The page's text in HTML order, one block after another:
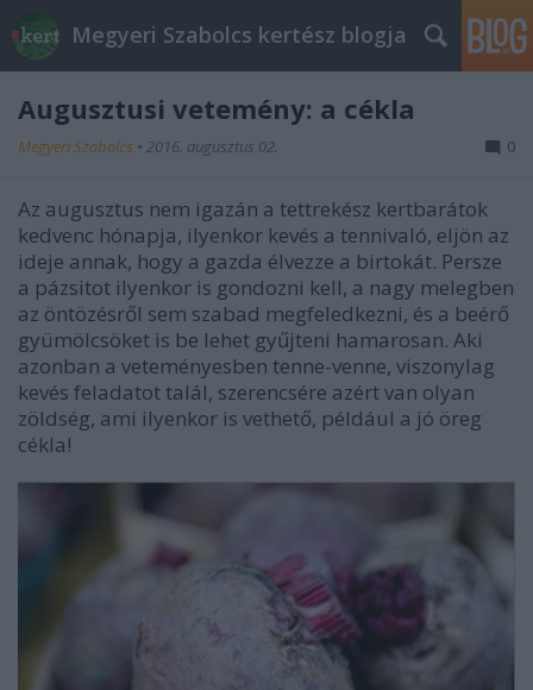
Megyeri Szabolcs kertész blogja
Augusztusi vetemény: a cékla
Megyeri Szabolcs • 2016. augusztus 02. 0
Az augusztus nem igazán a tettrekész kertbarátok
kedvenc hónapja, ilyenkor kevés a tennivaló, eljön az
ideje annak, hogy a gazda élvezze a birtokát. Persze
a pázsitot ilyenkor is gondozni kell, a nagy melegben
az öntözésről sem szabad megfeledkezni, és a beérő
gyümölcsöket is be lehet gyűjteni hamarosan. Aki
azonban a veteményesben tenne-venne, viszonylag
kevés feladatot talál, szerencsére azért van olyan
zöldség, ami ilyenkor is vethető, például a jó öreg
cékla!